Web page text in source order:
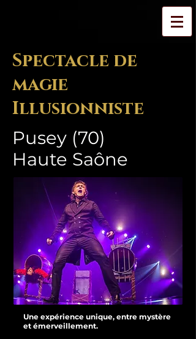
Spectacle de
magie
Illusionniste
Pusey (70)
Haute Saône
Une expérience unique, entre mystère
et émerveillement.